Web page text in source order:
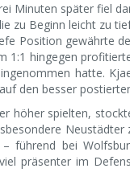
Minuten später fiel
zu Beginn leicht zu
Position gewährte
1:1 hingegen
hatte.
den besser
höher spielten,
führend bei
präsenter im